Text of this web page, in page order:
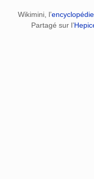
Wikimini, l’
Partagé sur l’